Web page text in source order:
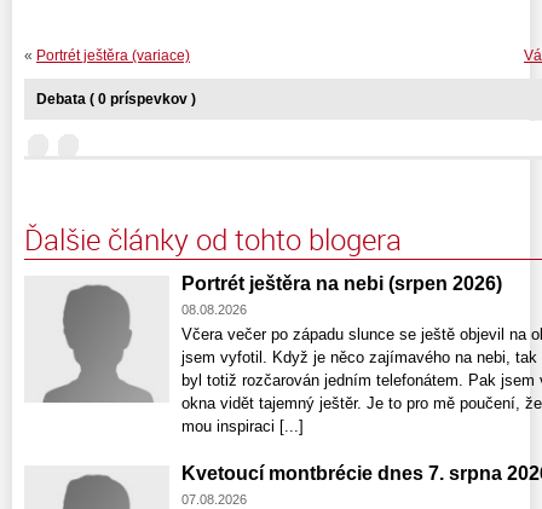
« Portrét ještěra (variace)
Debata ( 0 príspevkov )
Ďalšie články od tohto blogera
Portrét ještěra na nebi (srpen 2026)
08.08.2026
Včera večer po západu slunce se ještě objevil na
jsem vyfotil. Když je něco zajímavého na nebi,
byl totiž rozčarován jedním telefonátem. Pak
okna vidět tajemný ještěr. Je to pro mě poučení,
mou inspiraci [...]
Kvetoucí montbrécie dnes 7. srpna
07.08.2026